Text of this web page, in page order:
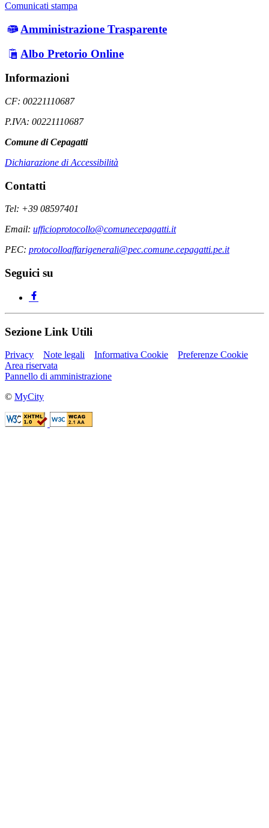
Comunicati stampa
Amministrazione Trasparente
Albo Pretorio Online
Informazioni
CF: 00221110687
P.IVA: 00221110687
Comune di Cepagatti
Dichiarazione di Accessibilità
Contatti
Tel: +39 08597401
Email: ufficioprotocollo@comunecepagatti.it
PEC: protocolloaffarigenerali@pec.comune.cepagatti.pe.it
Seguici su
Sezione Link Utili
Privacy Note legali Informativa Cookie
Preferenze Cookie
Area riservata
Pannello di amministrazione
© MyCity